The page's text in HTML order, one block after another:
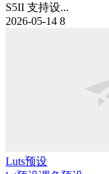
S5II 支持设...
2026-05-14 8
Luts预设